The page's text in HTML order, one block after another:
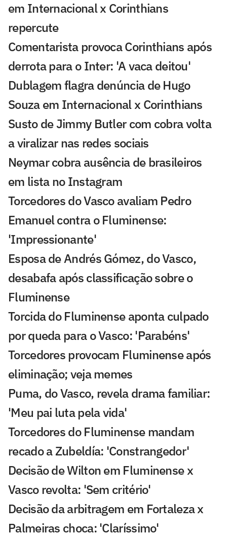
em Internacional x Corinthians
repercute
Comentarista provoca Corinthians após
derrota para o Inter: 'A vaca deitou'
Dublagem flagra denúncia de Hugo
Souza em Internacional x Corinthians
Susto de Jimmy Butler com cobra volta
a viralizar nas redes sociais
Neymar cobra ausência de brasileiros
em lista no Instagram
Torcedores do Vasco avaliam Pedro
Emanuel contra o Fluminense:
'Impressionante'
Esposa de Andrés Gómez, do Vasco,
desabafa após classificação sobre o
Fluminense
Torcida do Fluminense aponta culpado
por queda para o Vasco: 'Parabéns'
Torcedores provocam Fluminense após
eliminação; veja memes
Puma, do Vasco, revela drama familiar:
'Meu pai luta pela vida'
Torcedores do Fluminense mandam
recado a Zubeldía: 'Constrangedor'
Decisão de Wilton em Fluminense x
Vasco revolta: 'Sem critério'
Decisão da arbitragem em Fortaleza x
Palmeiras choca: 'Claríssimo'